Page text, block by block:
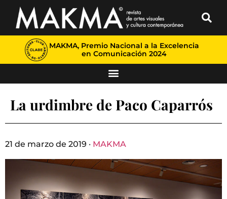
MAKMA, Premio Nacional a la Excelencia
en Comunicación 2024
La urdimbre de Paco Caparrós
21 de marzo de 2019 · MAKMA